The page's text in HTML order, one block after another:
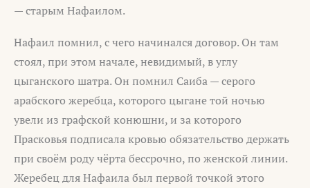
— старым Нафаилом.
Нафаил помнил, с чего начинался договор. Он там
стоял, при этом начале, невидимый, в углу
цыганского шатра. Он помнил Саиба — серого
арабского жеребца, которого цыгане той ночью
увели из графской конюшни, и за которого
Прасковья подписала кровью обязательство держать
при своём роду чёрта бессрочно, по женской линии.
Жеребец для Нафаила был первой точкой этого